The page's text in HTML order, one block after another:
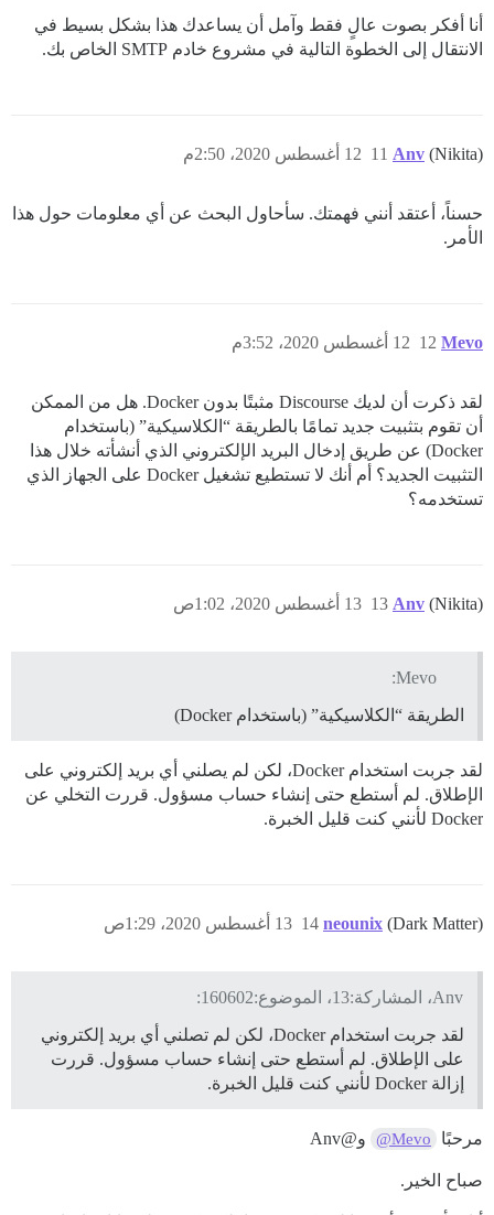
أنا أفكر بصوت عالٍ فقط وآمل أن يساعدك هذا بشكل بسيط في
الانتقال إلى الخطوة التالية في مشروع خادم SMTP الخاص بك.
Anv (Nikita) 12 أغسطس 2020، 2:50م 11
حسناً، أعتقد أنني فهمتك. سأحاول البحث عن أي معلومات حول هذا
الأمر.
Mevo 12 أغسطس 2020، 3:52م 12
لقد ذكرت أن لديك Discourse مثبتًا بدون Docker. هل من الممكن
أن تقوم بتثبيت جديد تمامًا بالطريقة “الكلاسيكية” (باستخدام
Docker) عن طريق إدخال البريد الإلكتروني الذي أنشأته خلال هذا
التثبيت الجديد؟ أم أنك لا تستطيع تشغيل Docker على الجهاز الذي
تستخدمه؟
Anv (Nikita) 13 أغسطس 2020، 1:02ص 13
Mevo:
الطريقة “الكلاسيكية” (باستخدام Docker)
لقد جربت استخدام Docker، لكن لم يصلني أي بريد إلكتروني على
الإطلاق. لم أستطع حتى إنشاء حساب مسؤول. قررت التخلي عن
Docker لأنني كنت قليل الخبرة.
neounix (Dark Matter) 13 أغسطس 2020، 1:29ص 14
Anv، المشاركة:13، الموضوع:160602:
لقد جربت استخدام Docker، لكن لم تصلني أي بريد إلكتروني
على الإطلاق. لم أستطع حتى إنشاء حساب مسؤول. قررت
إزالة Docker لأنني كنت قليل الخبرة.
مرحبًا @Mevo و@Anv
صباح الخير.